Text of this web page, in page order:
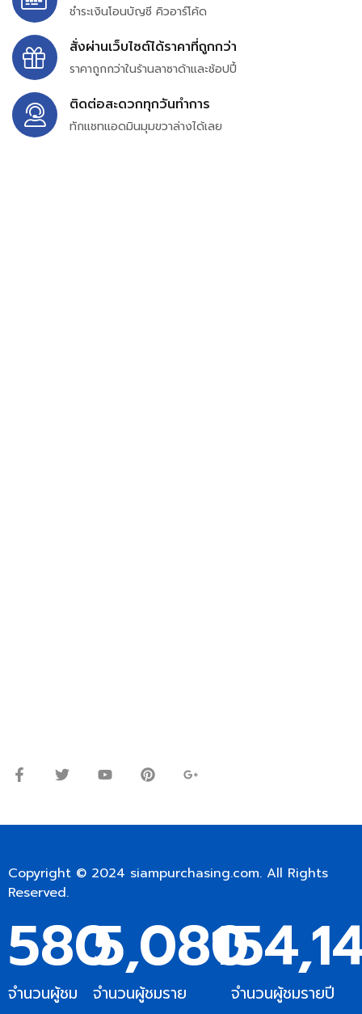
ชำระเงินโอนบัญชี คิวอาร์โค้ด
สั่งผ่านเว็บไซต์ได้ราคาที่ถูกกว่า
ราคาถูกกว่าในร้านลาซาด้าและช้อปปี้
ติดต่อสะดวกทุกวันทำการ
ทักแชทแอดมินมุมขวาล่างได้เลย
Copyright © 2024 siampurchasing.com. All Rights
Reserved.
จำนวนผู้ชม
580
จำนวนผู้ชมราย
5,080
จำนวนผู้ชมรายปี